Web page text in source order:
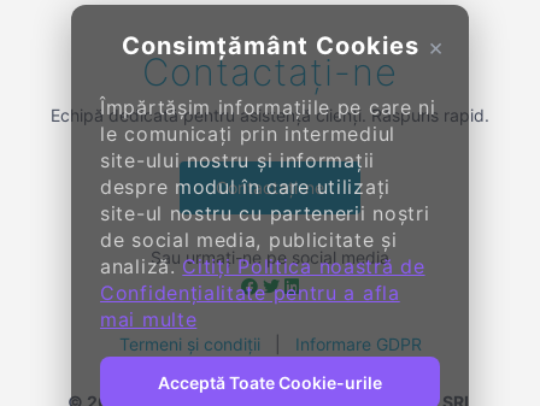
×
Consimțământ Cookies
Împărtășim informațiile pe care ni
le comunicați prin intermediul
site-ului nostru și informații
despre modul în care utilizați
site-ul nostru cu partenerii noștri
de social media, publicitate și
analiză.Citiți Politica noastră de
Confidențialitate pentru a afla
mai multe
Acceptă Toate Cookie-urile
Contactați-ne
Echipă dedicată pentru asistență clienți. Răspuns rapid.
Contactați-ne
Sau urmați-ne pe social media
Termeni și condiții Informare GDPR
© 2014- 2026, KENDALL ENTERPRISE GROUP SRL